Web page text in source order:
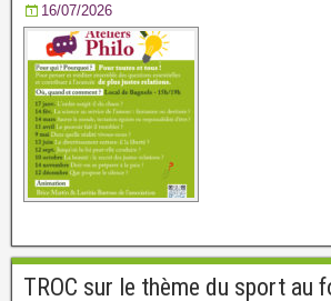
16/07/2026
TROC sur le thème du sport au